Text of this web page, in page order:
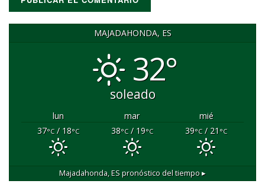
MAJADAHONDA, ES
32°
soleado
lun mar
mié
37°C/ 18°C 38°C/ 19°C 39°C/ 21 °C
Majadahonda, ESpronóstico del tiempo ▸